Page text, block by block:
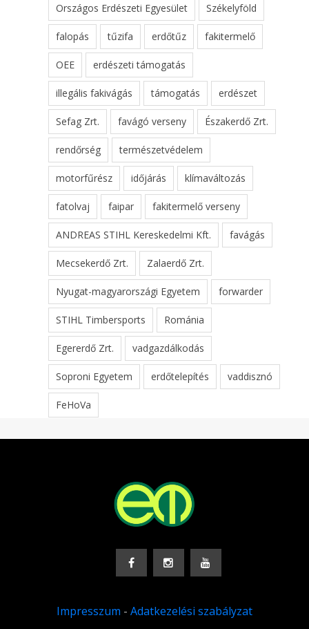
Országos Erdészeti Egyesület Székelyföld
falopás tűzifa erdőtűz fakitermelő
OEE erdészeti támogatás
illegális fakivágás támogatás erdészet
Sefag Zrt. favágó verseny Északerdő Zrt.
rendőrség természetvédelem
motorfűrész időjárás klímaváltozás
fatolvaj faipar fakitermelő verseny
ANDREAS STIHL Kereskedelmi Kft. favágás
Mecsekerdő Zrt. Zalaerdő Zrt.
Nyugat-magyarországi Egyetem forwarder
STIHL Timbersports Románia
Egererdő Zrt. vadgazdálkodás
Soproni Egyetem erdőtelepítés vaddisznó
FeHoVa
Impresszum - Adatkezelési szabályzat